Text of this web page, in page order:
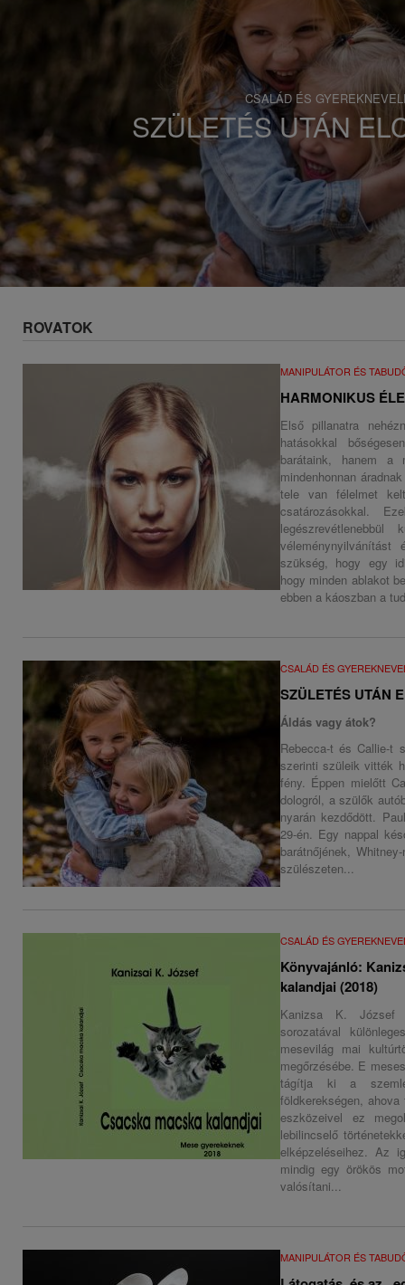
CSALÁD ÉS
SZÜLETÉS UTÁN
CSALÁD ÉS
Könyvajánló: Kanizsai K.
macska kalandjai
ROVATOK
MANIPULÁTOR ÉS
HARMONIKUS
Első pillanatra
hatásokkal
barátaink, hanem
mindenhonnan
tele van félelmet
csatározásokkal.
legészrevétlenebbül
szükség, hogy egy
hogy minden ablakot
ebben a káoszban a
CSALÁD ÉS
SZÜLETÉS UTÁN
Áldás vagy átok?
Rebecca-t és Callie-t
szerinti szüleik vitték
fény. Éppen mielőtt
dologról, a szülők
nyarán kezdődött.
29-én. Egy nappal
barátnőjének,
szülészeten...
CSALÁD ÉS
Könyvajánló:
kalandjai (2018)
Kanizsa K. József
sorozatával
mesevilág mai
megőrzésébe. E
tágítja ki a
földkerekségen,
eszközeivel ez
lebilincselő
elképzeléseihez. Az
mindig egy örökös
valósítani...
MANIPULÁTOR ÉS